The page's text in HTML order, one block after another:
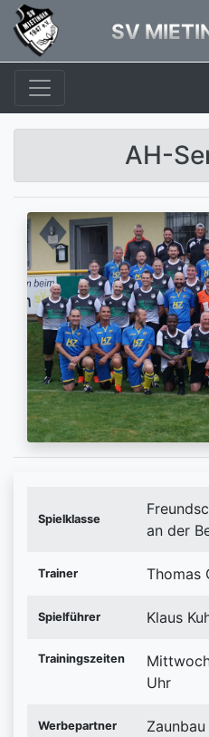
SV
AH-
Spielklasse
an der
Trainer Thomas
Spielführer Klaus
Trainingszeiten
Uhr
Werbepartner Zaunbau